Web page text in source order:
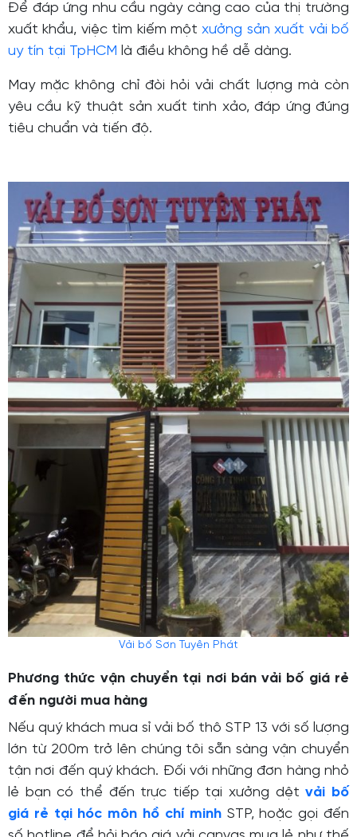
Để đáp ứng nhu cầu ngày càng cao của thị trường
xuất khẩu, việc tìm kiếm mộtxưởng sản xuất vải bố
uy tín tại TpHCM là điều không hề dễ dàng.
May mặc không chỉ đòi hỏi vải chất lượng mà còn
yêu cầu kỹ thuật sản xuất tinh xảo, đáp ứng đúng
tiêu chuẩn và tiến độ.
Vải bố Sơn Tuyên Phát
Phương thức vận chuyển tại nơi bán vải bố giá rẻ
đến người mua hàng
Nếu quý khách mua sỉ vải bố thô STP 13 với số lượng
lớn từ 200m trở lên chúng tôi sẵn sàng vận chuyển
tận nơi đến quý khách. Đối với những đơn hàng nhỏ
lẻ bạn có thể đến trực tiếp tại xưởng dệtvải bố
giá rẻ tại hóc môn hồ chí minhSTP, hoặc gọi đến